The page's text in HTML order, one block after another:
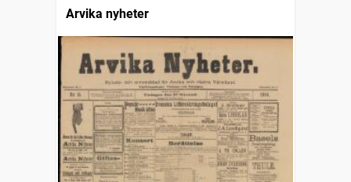
Arvika nyheter